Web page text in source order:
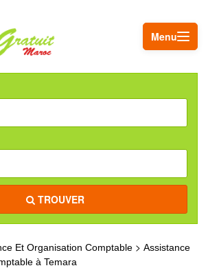
Menu
TROUVER
Et Organisation Comptable > Assistance
à Temara